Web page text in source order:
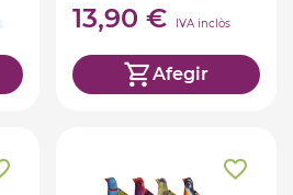
13,90 € IVA inclòs
Afegir